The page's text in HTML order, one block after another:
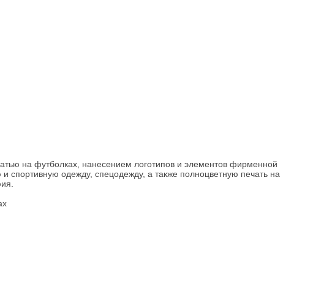
на футболках, нанесением логотипов и элементов фирменной
одежду, спецодежду, а также полноцветную печать на